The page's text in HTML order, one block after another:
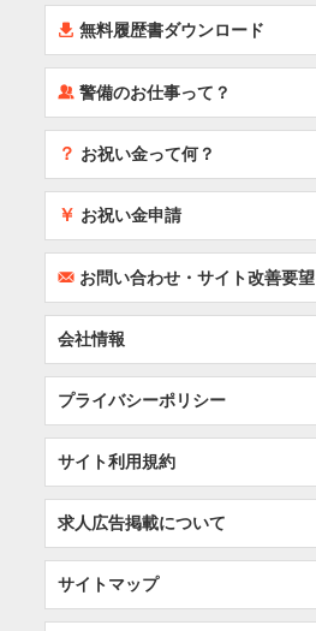
í 無料履歴書ダウンロード
‰警備のお仕事って？
？ お祝い金って何？
￥ お祝い金申請
Fお問い合わせ・サイト改善要望
会社情報
プライバシーポリシー
サイト利用規約
求人広告掲載について
サイトマップ